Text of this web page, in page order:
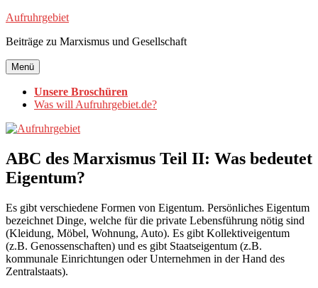
Zum
springen
Aufruhrgebiet
Beiträge zu Marxismus und Gesellschaft
Menü
Unsere Broschüren
Was will Aufruhrgebiet.de?
ABC des Marxismus Teil II: Was bedeutet
Eigentum?
Es gibt verschiedene Formen von Eigentum. Persönliches Eigentum
bezeichnet Dinge, welche für die private Lebensführung nötig sind
(Kleidung, Möbel, Wohnung, Auto). Es gibt Kollektiveigentum
(z.B. Genossenschaften) und es gibt Staatseigentum (z.B.
kommunale Einrichtungen oder Unternehmen in der Hand des
Zentralstaats).